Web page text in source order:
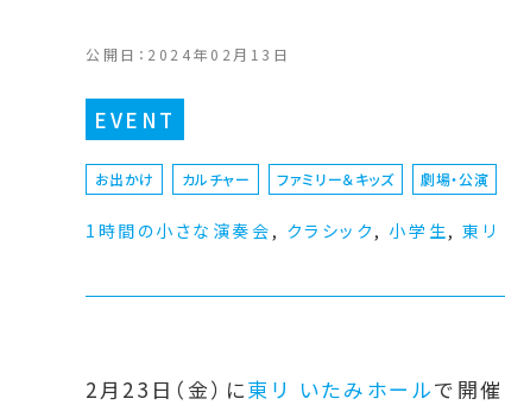
公開日：2024年02月13日
EVENT
お出かけ カルチャー ファミリー＆キッズ 劇場・公演
1時間の小さな演奏会 , クラシック , 小学生,東リ
2月23日（金）に東リ いたみホールで開催